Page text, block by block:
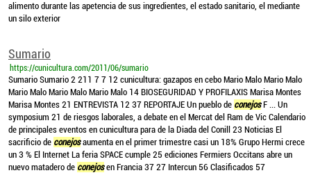
alimento durante las apetencia de sus ingredientes, el estado sanitario, el mediante
un silo exterior
Sumario
https://cunicultura.com/2011/06/sumario
Sumario Sumario 2 211 7 7 12 cunicultura: gazapos en cebo Mario Malo Mario Malo
Mario Malo Mario Malo Mario Malo 14 BIOSEGURIDAD Y PROFILAXIS Marisa Montes
Marisa Montes 21 ENTREVISTA 12 37 REPORTAJE Un pueblo de conejosF ... Un
symposium 21 de riesgos laborales, a debate en el Mercat del Ram de Vic Calendario
de principales eventos en cunicultura para de la Diada del Conill 23 Noticias El
sacrificio de conejosaumenta en el primer trimestre casi un 18% Grupo Hermi crece
un 3 % El Internet La feria SPACE cumple 25 ediciones Fermiers Occitans abre un
nuevo matadero de conejosen Francia 37 27 Intercun 56 Clasificados 57